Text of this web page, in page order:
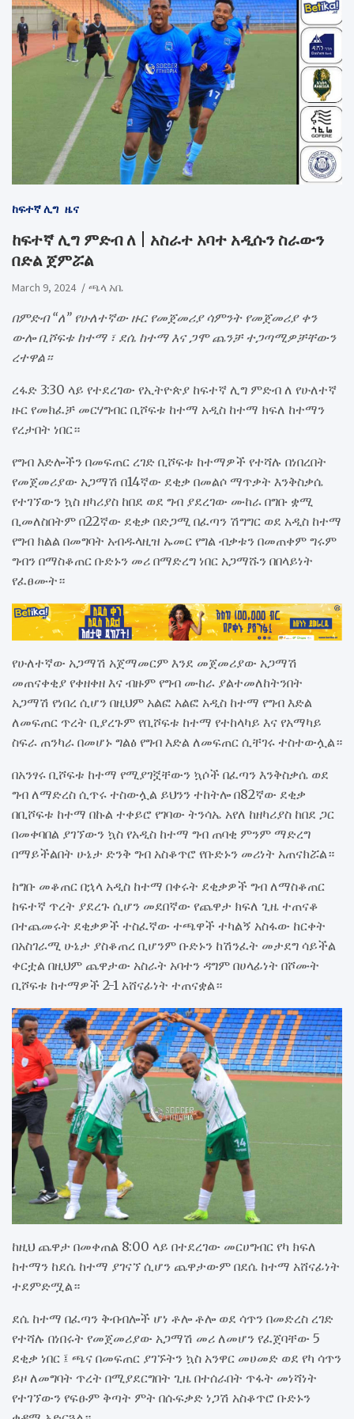
ከፍተኛ ሊግ ዜና
ከፍተኛ ሊግ ምድብ ለ | አስራተ አባተ አዲሱን ስራውን
በድል ጀምሯል
March 9, 2024 ጫላ አቤ
በምድብ “ለ” የሁለተኛው ዙር የመጀመሪያ ሳምንት የመጀመሪያ ቀን
ውሎ ቢሾፍቱ ከተማ ፣ ደሴ ከተማ እና ጋሞ ጨንቻ ተጋጣሚዎቻቸውን
ረተዋል።
ረፋድ 3:30 ላይ የተደረገው የኢትዮጵያ ከፍተኛ ሊግ ምድብ ለ የሁለተኛ
ዙር የመክፈቻ መርሃግብር ቢሾፍቱ ከተማ አዲስ ከተማ ክፍለ ከተማን
የረታበት ነበር።
የግብ እድሎችን በመፍጠር ረገድ ቢሾፍቱ ከተማዎች የተሻሉ በነበረበት
የመጀመሪያው አጋማሽ በ14ኛው ደቂቃ በመልሶ ማጥቃት እንቅስቃሴ
የተገኘውን ኳስ ዘካሪያስ ከበደ ወደ ግብ ያደረገው ሙከራ በግቡ ቋሚ
ቢመለስበትም በ22ኛው ደቂቃ በድጋሚ በፈጣን ሽግግር ወደ አዲስ ከተማ
የግብ ክልል በመግባት አብዱላዚዝ ኡመር የግል ብቃቱን በመጠቀም ግሩም
ግብን በማስቆጠር ቡድኑን መሪ በማድረግ ነበር አጋማሹን በበላይነት
የፈፀሙት።
የሁለተኛው አጋማሽ አጀማመርም እንደ መጀመሪያው አጋማሽ
መጠናቀቂያ የቀዘቀዘ እና ብዙም የግብ ሙከራ ያልተመለከትንበት
አጋማሽ የነበረ ሲሆን በዚህም አልፎ አልፎ አዲስ ከተማ የግብ እድል
ለመፍጠር ጥረት ቢያረጉም የቢሾፍቱ ከተማ የተከላካይ እና የአማካይ
ስፍራ ጠንካራ በመሆኑ ግልፅ የግብ እድል ለመፍጠር ሲቸገሩ ተስተውሏል።
በአንፃሩ ቢሾፍቱ ከተማ የሚያገኟቸውን ኳሶች በፈጣን እንቅስቃሴ ወደ
ግብ ለማድረስ ሲጥሩ ተስውሏል ይህንን ተከትሎ በ82ኛው ደቂቃ
በቢሾፍቱ ከተማ በኩል ተቀይሮ የገባው ትንሳኤ አየለ ከዘካሪያስ ከበደ ጋር
በመቀባበል ያገኘውን ኳስ የአዲስ ከተማ ግብ ጠባቂ ምንም ማድረግ
በማይችልበት ሁኔታ ድንቅ ግብ አስቆጥሮ የቡድኑን መሪነት አጠናክሯል።
ከግቡ መቆጠር በኋላ አዲስ ከተማ በቀሩት ደቂቃዎች ግብ ለማስቆጠር
ከፍተኛ ጥረት ያደረጉ ሲሆን መደበኛው የጨዋታ ክፍለ ጊዜ ተጠናቆ
በተጨመሩት ደቂቃዎች ተስፈኛው ተጫዋች ተካልኝ አስፋው ከርቀት
በአስገራሚ ሁኔታ ያስቆጠረ ቢሆንም ቡድኑን ከሽንፈት መታደግ ሳይችል
ቀርቷል በዚህም ጨዋታው አስራት አባተን ዳግም በሀላፊነት በሾሙት
ቢሾፍቱ ከተማዎች 2-1 አሸናፊነት ተጠናቋል።
ከዚህ ጨዋታ በመቀጠል 8:00 ላይ በተደረገው መርሀግብር የካ ክፍለ
ከተማን ከደሴ ከተማ ያገናኘ ሲሆን ጨዋታውም በደሴ ከተማ አሸናፊነት
ተደምድሟል።
ደሴ ከተማ በፈጣን ቅብብሎች ሆነ ቶሎ ቶሎ ወደ ሳጥን በመድረስ ረገድ
የተሻሉ በነበሩት የመጀመሪያው አጋማሽ መሪ ለመሆን የፈጀባቸው 5
ደቂቃ ነበር ፤ ጫና በመፍጠር ያገኙትን ኳስ አንዋር መሀመድ ወደ የካ ሳጥን
ይዞ ለመግባት ጥረት በሚያደርግበት ጊዜ በተሰራበት ጥፋት መነሻነት
የተገኘውን የፍፁም ቅጣት ምት በሱፍቃድ ነጋሽ አስቆጥሮ ቡድኑን